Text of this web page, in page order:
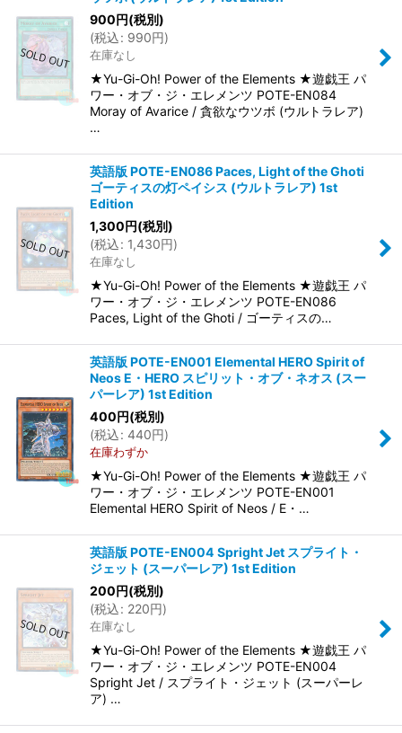
900円(税別)
(税込: 990円)
在庫なし
★Yu-Gi-Oh! Power of the Elements ★遊戯王 パ
ワー・オブ・ジ・エレメンツ POTE-EN084
Moray of Avarice / 貪欲なウツボ (ウルトラレア)
…
英語版 POTE-EN086 Paces, Light of the Ghoti
ゴーティスの灯ペイシス (ウルトラレア) 1st
Edition
1,300円(税別)
(税込: 1,430円)
在庫なし
★Yu-Gi-Oh! Power of the Elements ★遊戯王 パ
ワー・オブ・ジ・エレメンツ POTE-EN086
Paces, Light of the Ghoti / ゴーティスの…
英語版 POTE-EN001 Elemental HERO Spirit of
Neos E・HERO スピリット・オブ・ネオス (スー
パーレア) 1st Edition
400円(税別)
(税込: 440円)
在庫わずか
★Yu-Gi-Oh! Power of the Elements ★遊戯王 パ
ワー・オブ・ジ・エレメンツ POTE-EN001
Elemental HERO Spirit of Neos / E・…
英語版 POTE-EN004 Spright Jet スプライト・
ジェット (スーパーレア) 1st Edition
200円(税別)
(税込: 220円)
在庫なし
★Yu-Gi-Oh! Power of the Elements ★遊戯王 パ
ワー・オブ・ジ・エレメンツ POTE-EN004
Spright Jet / スプライト・ジェット (スーパーレ
ア) …